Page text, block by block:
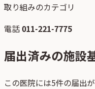
取り組みのカテゴリ
電話 011-221-7775
届出済みの施設
この医院には5件の届出